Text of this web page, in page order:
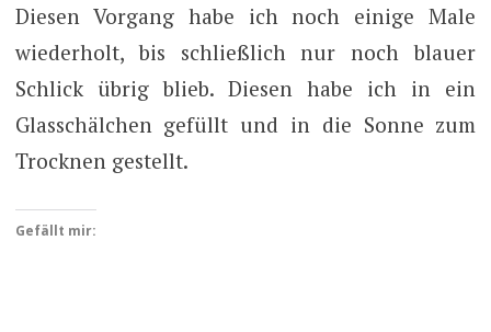
Diesen Vorgang habe ich noch einige Male
wiederholt, bis schließlich nur noch blauer
Schlick übrig blieb. Diesen habe ich in ein
Glasschälchen gefüllt und in die Sonne zum
Trocknen gestellt.
Gefällt mir: